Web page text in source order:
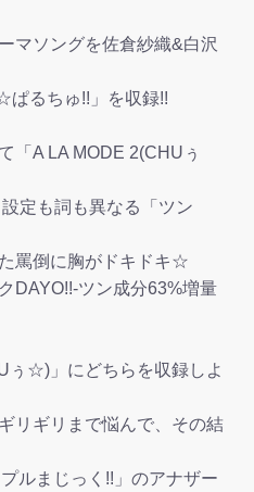
マソングを佐倉紗織&白沢
ぱるちゅ!!」を収録!!
「A LA MODE 2(CHUぅ
定も詞も異なる「ツン
罵倒に胸がドキドキ☆
DAYO!!-ツン成分63%増量
ぅ☆)」にどちらを収録しよ
リギリまで悩んで、その結
ルまじっく!!」のアナザー